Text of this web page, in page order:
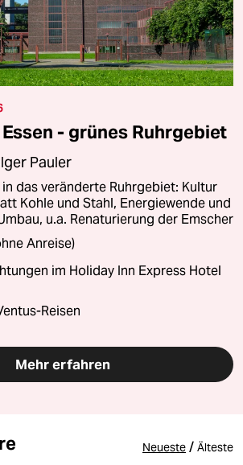
- grünes Ruhrgebiet
Pauler
in das veränderte Ruhrgebiet: Kultur
Kohle und Stahl, Energiewende und
u.a. Renaturierung der Emscher
Anreise)
im Holiday Inn Express Hotel
Reisen
Mehr erfahren
Neueste / Älteste